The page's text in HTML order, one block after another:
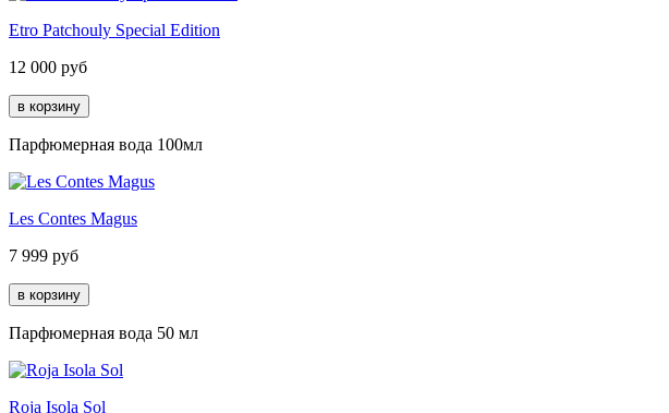
Etro Patchouly Special Edition
12 000 руб
Парфюмерная вода 100мл
Les Contes Magus
7 999 руб
Парфюмерная вода 50 мл
Roja Isola Sol